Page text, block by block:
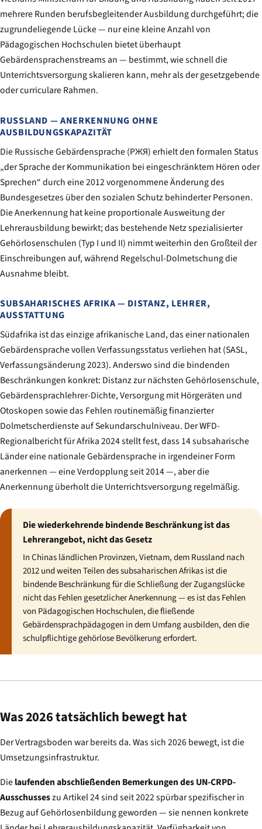
mehrere Runden berufsbegleitender Ausbildung durchgeführt; die
zugrundeliegende Lücke — nur eine kleine Anzahl von
Pädagogischen Hochschulen bietet überhaupt
Gebärdensprachenstreams an — bestimmt, wie schnell die
Unterrichtsversorgung skalieren kann, mehr als der gesetzgebende
oder curriculare Rahmen.
RUSSLAND — ANERKENNUNG OHNE
AUSBILDUNGSKAPAZITÄT
Die Russische Gebärdensprache (РЖЯ) erhielt den formalen Status
„der Sprache der Kommunikation bei eingeschränktem Hören oder
Sprechen“ durch eine 2012 vorgenommene Änderung des
Bundesgesetzes über den sozialen Schutz behinderter Personen.
Die Anerkennung hat keine proportionale Ausweitung der
Lehrerausbildung bewirkt; das bestehende Netz spezialisierter
Gehörlosenschulen (Typ I und II) nimmt weiterhin den Großteil der
Einschreibungen auf, während Regelschul-Dolmetschung die
Ausnahme bleibt.
SUBSAHARISCHES AFRIKA — DISTANZ, LEHRER,
AUSSTATTUNG
Südafrika ist das einzige afrikanische Land, das einer nationalen
Gebärdensprache vollen Verfassungsstatus verliehen hat (SASL,
Verfassungsänderung 2023). Anderswo sind die bindenden
Beschränkungen konkret: Distanz zur nächsten Gehörlosenschule,
Gebärdensprachlehrer-Dichte, Versorgung mit Hörgeräten und
Otoskopen sowie das Fehlen routinemäßig finanzierter
Dolmetscherdienste auf Sekundarschulniveau. Der WFD-
Regionalbericht für Afrika 2024 stellt fest, dass 14 subsaharische
Länder eine nationale Gebärdensprache in irgendeiner Form
anerkennen — eine Verdopplung seit 2014 —, aber die
Anerkennung überholt die Unterrichtsversorgung regelmäßig.
Die wiederkehrende bindende Beschränkung ist das
Lehrerangebot, nicht das Gesetz
In Chinas ländlichen Provinzen, Vietnam, dem Russland nach
2012 und weiten Teilen des subsaharischen Afrikas ist die
bindende Beschränkung für die Schließung der Zugangslücke
nicht das Fehlen gesetzlicher Anerkennung — es ist das Fehlen
von Pädagogischen Hochschulen, die fließende
Gebärdensprachpädagogen in dem Umfang ausbilden, den die
schulpflichtige gehörlose Bevölkerung erfordert.
Was 2026 tatsächlich bewegt hat
Der Vertragsboden war bereits da. Was sich 2026 bewegt, ist die
Umsetzungsinfrastruktur.
Dielaufenden abschließenden Bemerkungen des UN-CRPD-
Ausschusseszu Artikel 24 sind seit 2022 spürbar spezifischer in
Bezug auf Gehörlosenbildung geworden — sie nennen konkrete